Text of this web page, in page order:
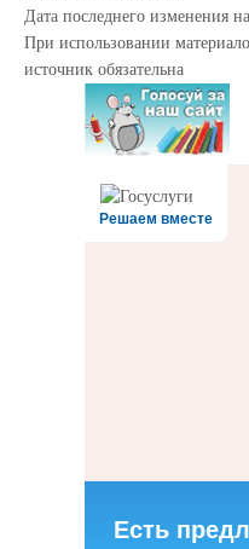
Дата последнего изменения
При использовании
источник обязательна
Решаем вместе
Есть